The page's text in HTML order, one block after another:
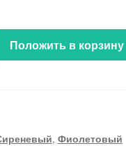
(1460)
Положить в корзину
, Фиолетовый